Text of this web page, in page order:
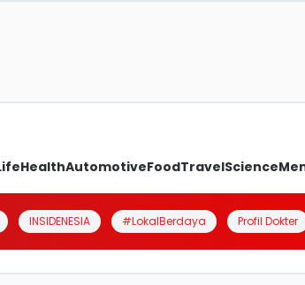
HealthAutomotiveFoodTravelScience
INSIDENESIA #LokalBerdaya Profil Dokter